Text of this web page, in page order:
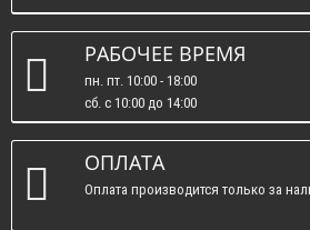
РАБОЧЕЕ ВРЕМЯ
пн. пт. 10:00 - 18:00
сб. c 10:00 до 14:00
вс. : выходные.
ОПЛАТА
Оплата производится только за